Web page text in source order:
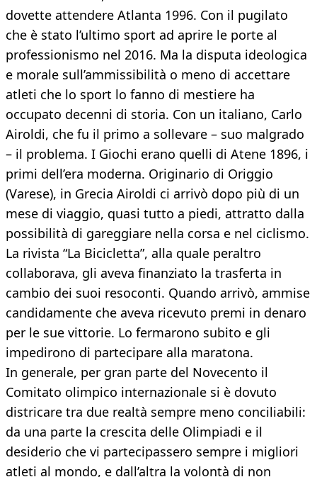
dovette attendere Atlanta 1996. Con il pugilato
che è stato l’ultimo sport ad aprire le porte al
professionismo nel 2016. Ma la disputa ideologica
e morale sull’ammissibilità o meno di accettare
atleti che lo sport lo fanno di mestiere ha
occupato decenni di storia. Con un italiano, Carlo
Airoldi, che fu il primo a sollevare – suo malgrado
– il problema. I Giochi erano quelli di Atene 1896, i
primi dell’era moderna. Originario di Origgio
(Varese), in Grecia Airoldi ci arrivò dopo più di un
mese di viaggio, quasi tutto a piedi, attratto dalla
possibilità di gareggiare nella corsa e nel ciclismo.
La rivista “La Bicicletta”, alla quale peraltro
collaborava, gli aveva finanziato la trasferta in
cambio dei suoi resoconti. Quando arrivò, ammise
candidamente che aveva ricevuto premi in denaro
per le sue vittorie. Lo fermarono subito e gli
impedirono di partecipare alla maratona.
In generale, per gran parte del Novecento il
Comitato olimpico internazionale si è dovuto
districare tra due realtà sempre meno conciliabili:
da una parte la crescita delle Olimpiadi e il
desiderio che vi partecipassero sempre i migliori
atleti al mondo, e dall’altra la volontà di non